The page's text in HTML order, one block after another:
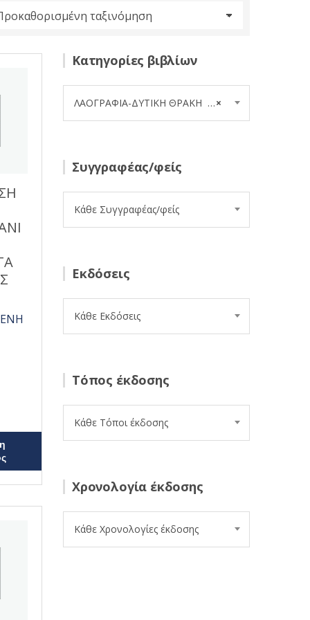
Κατηγορίες βιβλίων
×
ΛΑΟΓΡΑΦΙΑ-ΔΥΤΙΚΗ ΘΡΑΚΗ (17)
Συγγραφέας/φείς
Κάθε Συγγραφέας/φείς
Εκδόσεις
Κάθε Εκδόσεις
Τόπος έκδοσης
Κάθε Τόποι έκδοσης
Χρονολογία έκδοσης
Κάθε Χρονολογίες έκδοσης